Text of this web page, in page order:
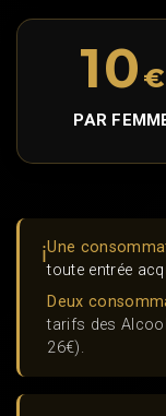
10 €
PAR
ℹ️Une
toute entrée
Deux
tarifs des
26€).